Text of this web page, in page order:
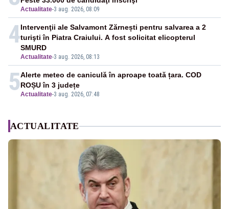
Actualitate-3 aug. 2026, 08:09
4
Actualitate-3 aug. 2026, 08:13
Intervenţii ale Salvamont Zărnești pentru salvarea a 2
turişti în Piatra Craiului. A fost solicitat elicopterul
SMURD
5Actualitate-3 aug. 2026, 07:48
Alerte meteo de caniculă în aproape toată țara. COD
ROȘU în 3 județe
ACTUALITATE